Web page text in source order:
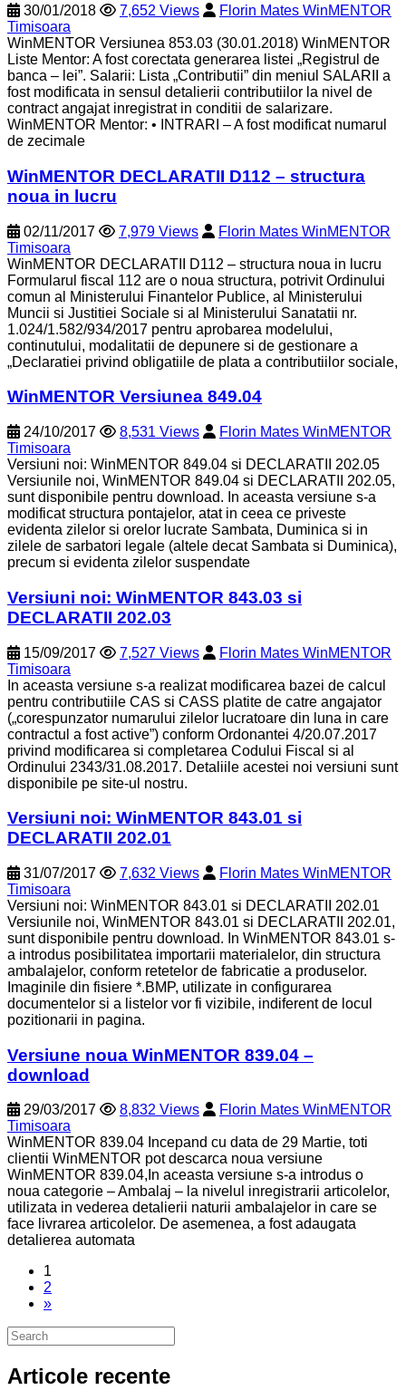
30/01/2018 7,652 Views
Florin Mates WinMENTOR
Timisoara
WinMENTOR Versiunea 853.03 (30.01.2018) WinMENTOR
Liste Mentor: A fost corectata generarea listei „Registrul de
banca – lei”. Salarii: Lista „Contributii” din meniul SALARII a
fost modificata in sensul detalierii contributiilor la nivel de
contract angajat inregistrat in conditii de salarizare.
WinMENTOR Mentor: • INTRARI – A fost modificat numarul
de zecimale
WinMENTOR DECLARATII D112 – structura
noua in lucru
02/11/2017 7,979 Views
Florin Mates WinMENTOR
Timisoara
WinMENTOR DECLARATII D112 – structura noua in lucru
Formularul fiscal 112 are o noua structura, potrivit Ordinului
comun al Ministerului Finantelor Publice, al Ministerului
Muncii si Justitiei Sociale si al Ministerului Sanatatii nr.
1.024/1.582/934/2017 pentru aprobarea modelului,
continutului, modalitatii de depunere si de gestionare a
„Declaratiei privind obligatiile de plata a contributiilor sociale,
WinMENTOR Versiunea 849.04
24/10/2017 8,531 Views
Florin Mates WinMENTOR
Timisoara
Versiuni noi: WinMENTOR 849.04 si DECLARATII 202.05
Versiunile noi, WinMENTOR 849.04 si DECLARATII 202.05,
sunt disponibile pentru download. In aceasta versiune s-a
modificat structura pontajelor, atat in ceea ce priveste
evidenta zilelor si orelor lucrate Sambata, Duminica si in
zilele de sarbatori legale (altele decat Sambata si Duminica),
precum si evidenta zilelor suspendate
Versiuni noi: WinMENTOR 843.03 si
DECLARATII 202.03
15/09/2017 7,527 Views
Florin Mates WinMENTOR
Timisoara
In aceasta versiune s-a realizat modificarea bazei de calcul
pentru contributiile CAS si CASS platite de catre angajator
(„corespunzator numarului zilelor lucratoare din luna in care
contractul a fost active”) conform Ordonantei 4/20.07.2017
privind modificarea si completarea Codului Fiscal si al
Ordinului 2343/31.08.2017. Detaliile acestei noi versiuni sunt
disponibile pe site-ul nostru.
Versiuni noi: WinMENTOR 843.01 si
DECLARATII 202.01
31/07/2017 7,632 Views
Florin Mates WinMENTOR
Timisoara
Versiuni noi: WinMENTOR 843.01 si DECLARATII 202.01
Versiunile noi, WinMENTOR 843.01 si DECLARATII 202.01,
sunt disponibile pentru download. In WinMENTOR 843.01 s-
a introdus posibilitatea importarii materialelor, din structura
ambalajelor, conform retetelor de fabricatie a produselor.
Imaginile din fisiere *.BMP, utilizate in configurarea
documentelor si a listelor vor fi vizibile, indiferent de locul
pozitionarii in pagina.
Versiune noua WinMENTOR 839.04 –
download
29/03/2017 8,832 Views
Florin Mates WinMENTOR
Timisoara
WinMENTOR 839.04 Incepand cu data de 29 Martie, toti
clientii WinMENTOR pot descarca noua versiune
WinMENTOR 839.04,In aceasta versiune s-a introdus o
noua categorie – Ambalaj – la nivelul inregistrarii articolelor,
utilizata in vederea detalierii naturii ambalajelor in care se
face livrarea articolelor. De asemenea, a fost adaugata
detalierea automata
1
2
»
Articole recente